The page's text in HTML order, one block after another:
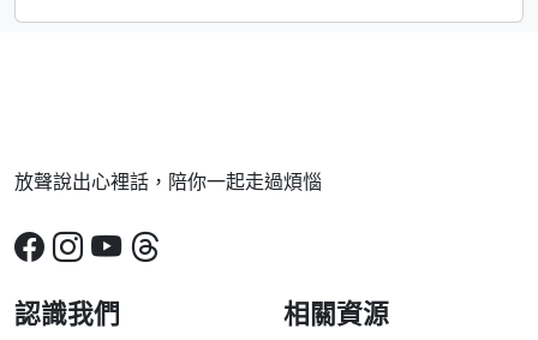
放聲說出心裡話，陪你一起走過煩惱
認識我們 相關資源